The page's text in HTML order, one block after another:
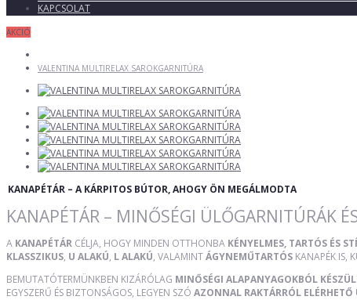
KAPCSOLAT
AKCIÓ
VALENTINA MULTIRELAX SAROKGARNITÚRA
KANAPÉTÁR – A KÁRPITOS BÚTOR, AHOGY ÖN MEGÁLMODTA
KANAPÉTÁR – MINŐSÉGI ÜLŐGARNITÚRÁK
A KANAPÉTÁR CÉLJA, HOGY MINDEN OTTHONBA KÉNYELMES, TARTÓS ÉS
KLASSZIKUS, U ALAKÚ, L ALAKÚ, VALAMINTÁGYNEMŰTARTÓS KANAPÉK IS,
BEMUTATÓTERMÜNKBEN KIZÁRÓLAG MINŐSÉGI ALAPANYAGOKBÓL
EGYSZERŰ ÉS BIZTONSÁGOS, LEGYEN SZÓ AZONNAL RAKTÁRRÓL